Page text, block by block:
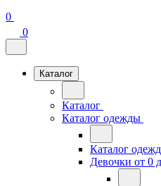
0
0
Каталог
Каталог
Каталог одежды
Каталог
Девочки от 0